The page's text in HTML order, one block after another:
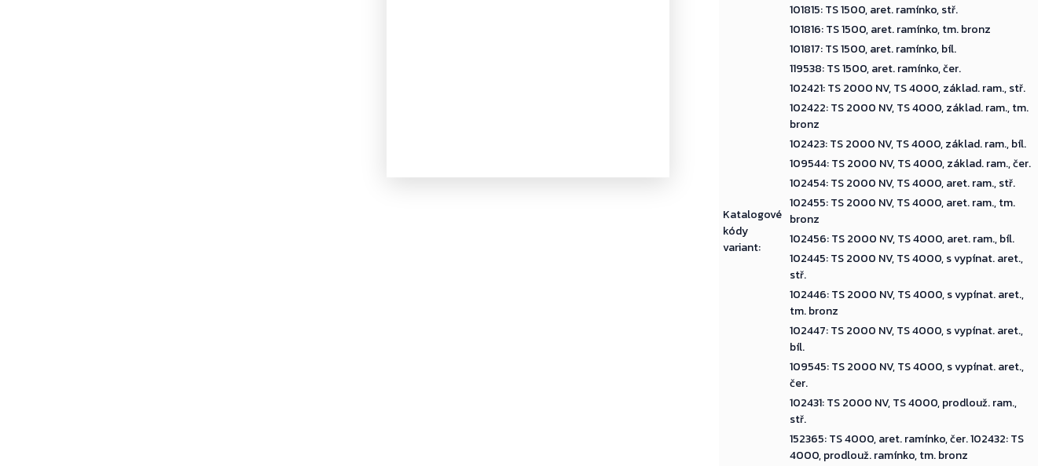
Katalogové
kódy
variant:
101815: TS 1500, aret. ramínko, stř.
101816: TS 1500, aret. ramínko, tm. bronz
101817: TS 1500, aret. ramínko, bíl.
119538: TS 1500, aret. ramínko, čer.
102421: TS 2000 NV, TS 4000, základ. ram., stř.
102422: TS 2000 NV, TS 4000, základ. ram., tm.
bronz
102423: TS 2000 NV, TS 4000, základ. ram., bíl.
109544: TS 2000 NV, TS 4000, základ. ram., čer.
102454: TS 2000 NV, TS 4000, aret. ram., stř.
102455: TS 2000 NV, TS 4000, aret. ram., tm.
bronz
102456: TS 2000 NV, TS 4000, aret. ram., bíl.
102445: TS 2000 NV, TS 4000, s vypínat. aret.,
stř.
102446: TS 2000 NV, TS 4000, s vypínat. aret.,
tm. bronz
102447: TS 2000 NV, TS 4000, s vypínat. aret.,
bíl.
109545: TS 2000 NV, TS 4000, s vypínat. aret.,
čer.
102431: TS 2000 NV, TS 4000, prodlouž. ram.,
stř.
152365: TS 4000, aret. ramínko, čer. 102432: TS
4000, prodlouž. ramínko, tm. bronz